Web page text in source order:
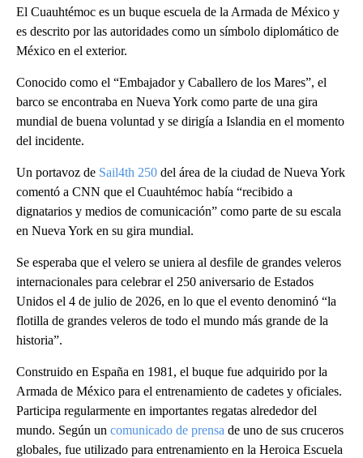
El Cuauhtémoc es un buque escuela de la Armada de México y
es descrito por las autoridades como un símbolo diplomático de
México en el exterior.
Conocido como el “Embajador y Caballero de los Mares”, el
barco se encontraba en Nueva York como parte de una gira
mundial de buena voluntad y se dirigía a Islandia en el momento
del incidente.
Un portavoz de Sail4th 250 del área de la ciudad de Nueva York
comentó a CNN que el Cuauhtémoc había “recibido a
dignatarios y medios de comunicación” como parte de su escala
en Nueva York en su gira mundial.
Se esperaba que el velero se uniera al desfile de grandes veleros
internacionales para celebrar el 250 aniversario de Estados
Unidos el 4 de julio de 2026, en lo que el evento denominó “la
flotilla de grandes veleros de todo el mundo más grande de la
historia”.
Construido en España en 1981, el buque fue adquirido por la
Armada de México para el entrenamiento de cadetes y oficiales.
Participa regularmente en importantes regatas alrededor del
mundo. Según un comunicado de prensa de uno de sus cruceros
globales, fue utilizado para entrenamiento en la Heroica Escuela